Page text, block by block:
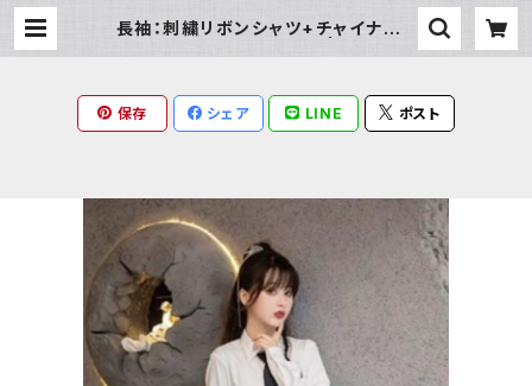
長袖：刺繍リボンシャツ+チャイナプリ
保存 シェア LINE ポスト